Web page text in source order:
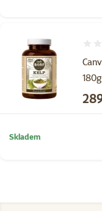
180g
Skladem